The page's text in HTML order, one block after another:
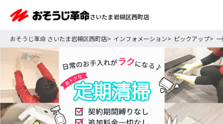
さいたま岩槻区西町店
おそうじ革命 さいたま岩槻区西町店 インフォメーション ピックアップ